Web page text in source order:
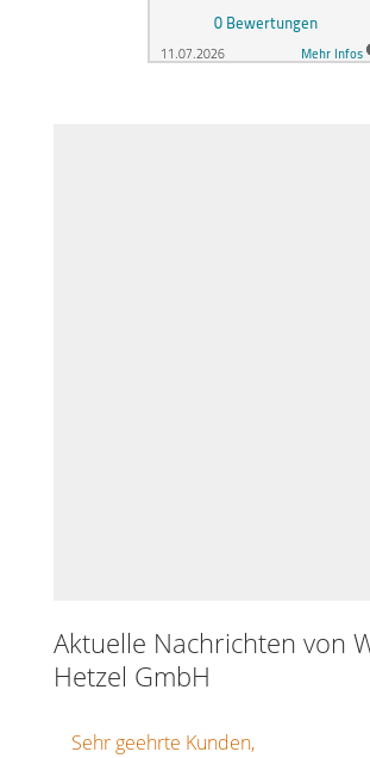
Aktuelle Nachrichten von
Hetzel GmbH
Sehr geehrte Kunden,